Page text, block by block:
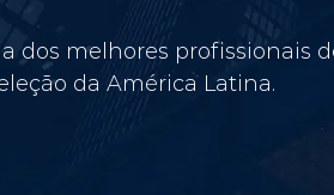
dos melhores profissionais
da América Latina.